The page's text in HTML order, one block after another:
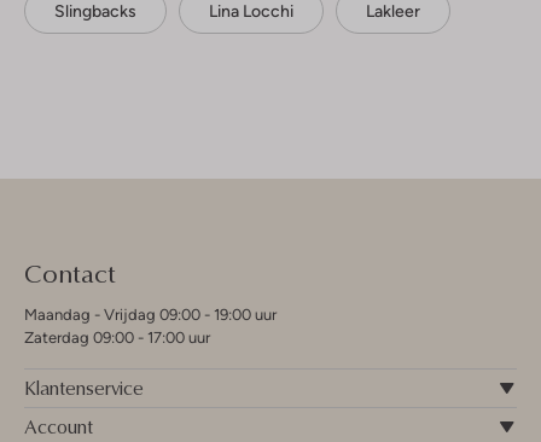
Slingbacks Lina Locchi Lakleer
Contact
Maandag - Vrijdag 09:00 - 19:00 uur
Zaterdag 09:00 - 17:00 uur
Klantenservice
Account